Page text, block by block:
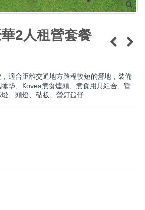
華2人租營套餐
適合距離交通地方路程較短的營地，裝備
墊、Kovea煮食爐頭、煮食用具組合、營
、頭燈、砧板、營釘鎚仔